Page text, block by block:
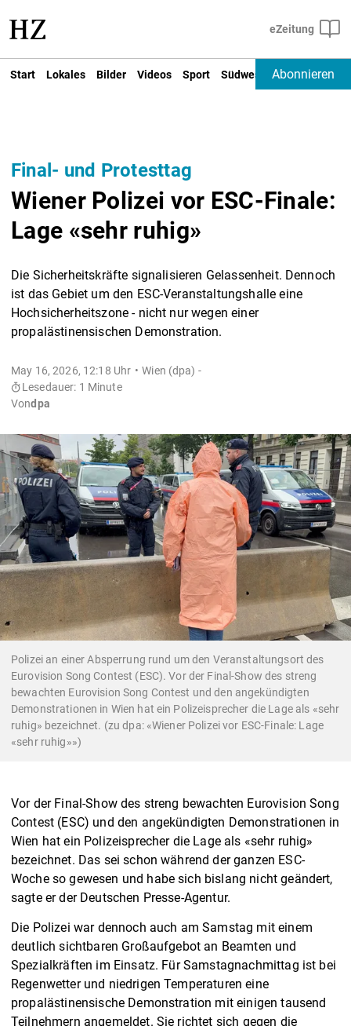
Start Lokales Bilder Videos Sport Südwest Deutschland
Abonnieren
Final- und Protesttag
Wiener Polizei vor ESC-Finale:
Lage «sehr ruhig»
Die Sicherheitskräfte signalisieren Gelassenheit. Dennoch
ist das Gebiet um den ESC-Veranstaltungshalle eine
Hochsicherheitszone - nicht nur wegen einer
propalästinensischen Demonstration.
May 16, 2026, 12:18 Uhr
Wien (dpa) -
Lesedauer: 1 Minute
Vondpa
Polizei an einer Absperrung rund um den Veranstaltungsort des
Eurovision Song Contest (ESC). Vor der Final-Show des streng
bewachten Eurovision Song Contest und den angekündigten
Demonstrationen in Wien hat ein Polizeisprecher die Lage als «sehr
ruhig» bezeichnet. (zu dpa: «Wiener Polizei vor ESC-Finale: Lage
«sehr ruhig»»)
Vor der Final-Show des streng bewachten Eurovision Song
Contest (ESC) und den angekündigten Demonstrationen in
Wien hat ein Polizeisprecher die Lage als «sehr ruhig»
bezeichnet. Das sei schon während der ganzen ESC-
Woche so gewesen und habe sich bislang nicht geändert,
sagte er der Deutschen Presse-Agentur.
Die Polizei war dennoch auch am Samstag mit einem
deutlich sichtbaren Großaufgebot an Beamten und
Spezialkräften im Einsatz. Für Samstagnachmittag ist bei
Regenwetter und niedrigen Temperaturen eine
propalästinensische Demonstration mit einigen tausend
Teilnehmern angemeldet. Sie richtet sich gegen die